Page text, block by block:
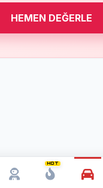
HOT
HEMEN DEĞERLE